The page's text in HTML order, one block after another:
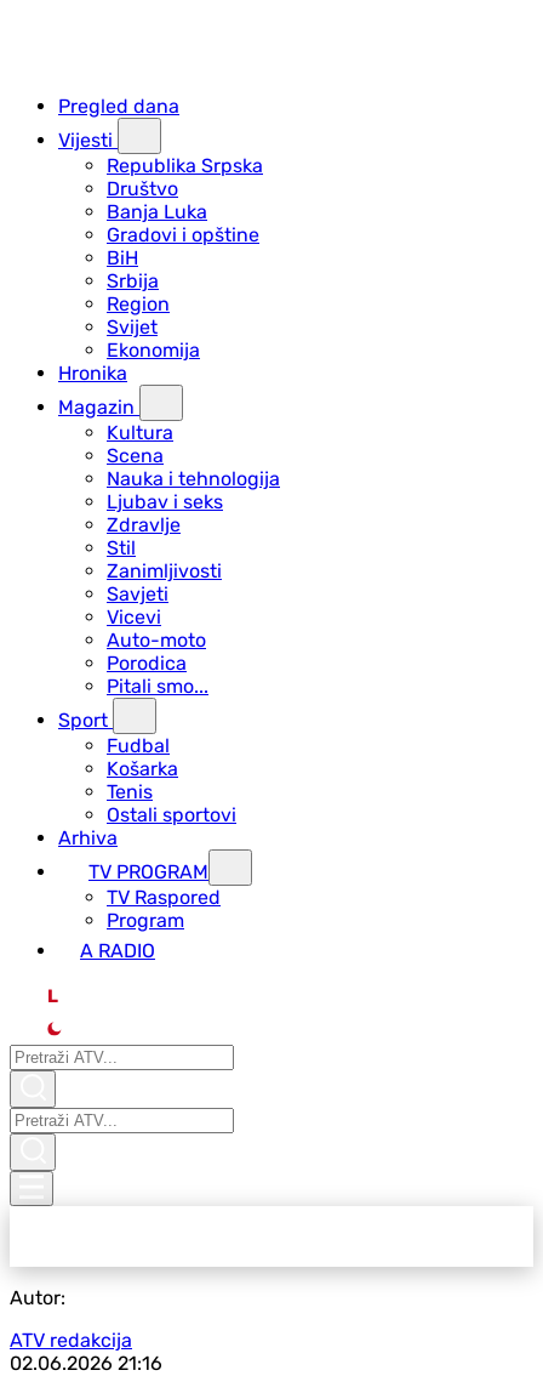
Pregled dana
Vijesti
Republika Srpska
Društvo
Banja Luka
Gradovi i opštine
BiH
Srbija
Region
Svijet
Ekonomija
Hronika
Magazin
Kultura
Scena
Nauka i tehnologija
Ljubav i seks
Zdravlje
Stil
Zanimljivosti
Savjeti
Vicevi
Auto-moto
Porodica
Pitali smo...
Sport
Fudbal
Košarka
Tenis
Ostali sportovi
Arhiva
TV PROGRAM
ТV Raspored
Program
A RADIO
L
Autor:
ATV redakcija
02.06.2026 21:16